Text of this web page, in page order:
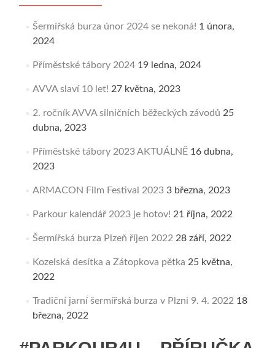
Šermířská burza únor 2024 se nekoná! 1 února,
2024
Příměstské tábory 2024 19 ledna, 2024
AVVA slaví 10 let! 27 května, 2023
2. ročník AVVA silničních běžeckých závodů 25
dubna, 2023
Příměstské tábory 2023 AKTUÁLNĚ 16 dubna,
2023
ARMACON Film Festival 2023 3 března, 2023
Parkour kalendář 2023 je hotov! 21 října, 2022
Šermířská burza Plzeň říjen 2022 28 září, 2022
Kozelská desítka a Zátopkova pětka 25 května,
2022
Tradiční jarní šermířská burza v Plzni 9. 4. 2022 18
března, 2022